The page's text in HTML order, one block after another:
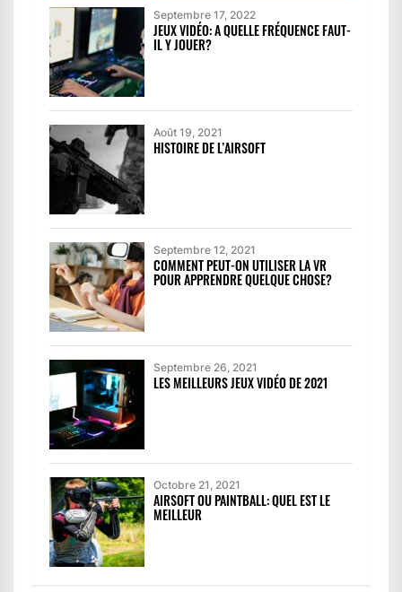
Septembre 17, 2022
JEUX VIDÉO: A QUELLE FRÉQUENCE FAUT-
IL Y JOUER?
Août 19, 2021
HISTOIRE DE L’AIRSOFT
Septembre 12, 2021
COMMENT PEUT-ON UTILISER LA VR
POUR APPRENDRE QUELQUE CHOSE?
Septembre 26, 2021
LES MEILLEURS JEUX VIDÉO DE 2021
Octobre 21, 2021
AIRSOFT OU PAINTBALL: QUEL EST LE
MEILLEUR